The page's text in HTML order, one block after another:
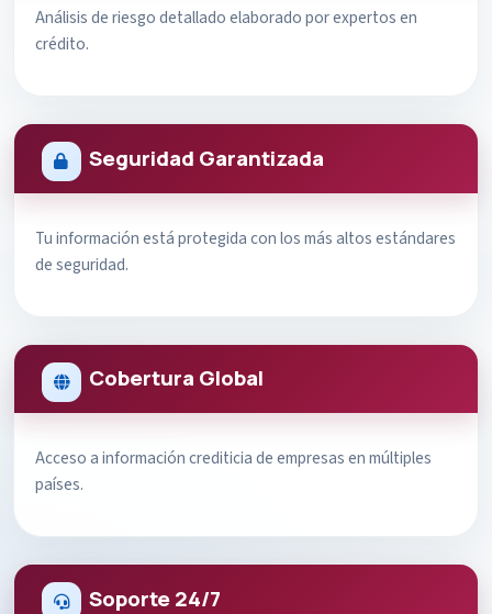
Análisis de riesgo detallado elaborado por expertos en
crédito.
Seguridad Garantizada
Tu información está protegida con los más altos estándares
de seguridad.
Cobertura Global
Acceso a información crediticia de empresas en múltiples
países.
Soporte 24/7